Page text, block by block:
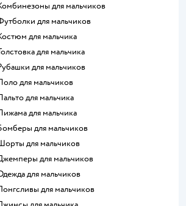
Комбинезоны для мальчиков
Футболки для мальчиков
Костюм для мальчика
Толстовка для мальчика
Рубашки для мальчиков
Поло для мальчиков
Пальто для мальчика
Пижама для мальчика
Бомберы для мальчиков
Шорты для мальчиков
Джемперы для мальчиков
Одежда для мальчиков
Лонгсливы для мальчиков